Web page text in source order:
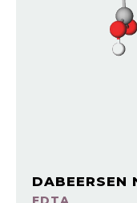
DABEERSEN